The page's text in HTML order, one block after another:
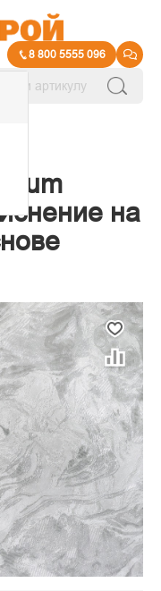
8 800 5555 096
на